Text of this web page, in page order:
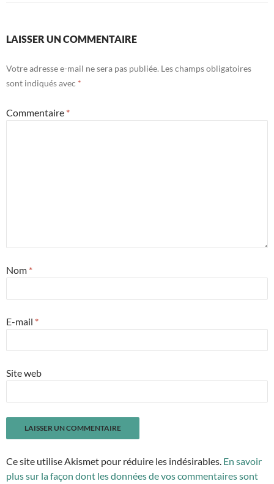
LAISSER UN COMMENTAIRE
Votre adresse e-mail ne sera pas publiée. Les champs obligatoires
sont indiqués avec *
Commentaire *
Nom *
E-mail *
Site web
Ce site utilise Akismet pour réduire les indésirables. En savoir
plus sur la façon dont les données de vos commentaires sont